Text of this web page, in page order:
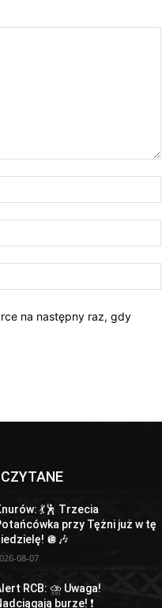
na następny raz, gdy
💃🕺 Trzecia
przy Tężni już w tę
🪩🎶
08-07
RCB: ⛈ Uwaga!
burze! ❗